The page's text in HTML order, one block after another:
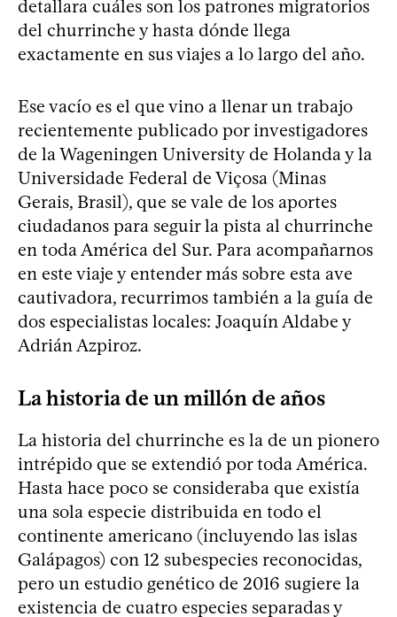
detallara cuáles son los patrones migratorios
del churrinche y hasta dónde llega
exactamente en sus viajes a lo largo del año.
Ese vacío es el que vino a llenar un trabajo
recientemente publicado por investigadores
de la Wageningen University de Holanda y la
Universidade Federal de Viçosa (Minas
Gerais, Brasil), que se vale de los aportes
ciudadanos para seguir la pista al churrinche
en toda América del Sur. Para acompañarnos
en este viaje y entender más sobre esta ave
cautivadora, recurrimos también a la guía de
dos especialistas locales: Joaquín Aldabe y
Adrián Azpiroz.
La historia de un millón de años
La historia del churrinche es la de un pionero
intrépido que se extendió por toda América.
Hasta hace poco se consideraba que existía
una sola especie distribuida en todo el
continente americano (incluyendo las islas
Galápagos) con 12 subespecies reconocidas,
pero un estudio genético de 2016 sugiere la
existencia de cuatro especies separadas y